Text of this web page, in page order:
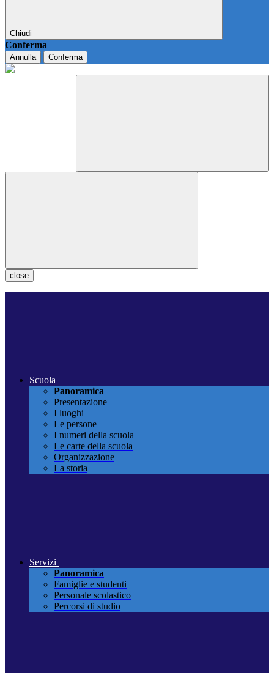
Chiudi
Conferma
Annulla Conferma
close
Scuola
Panoramica
Presentazione
I luoghi
Le persone
I numeri della scuola
Le carte della scuola
Organizzazione
La storia
Servizi
Panoramica
Famiglie e studenti
Personale scolastico
Percorsi di studio